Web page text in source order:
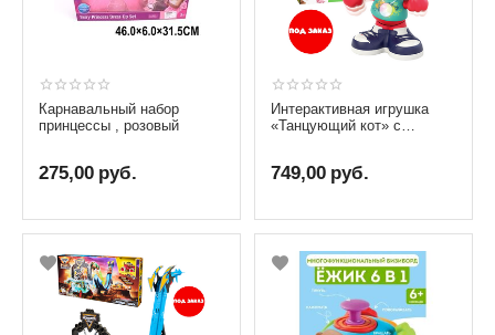
Карнавальный набор
принцессы , розовый
275,00 руб.
Интерактивная игрушка
«Танцующий кот» с
749,00 руб.